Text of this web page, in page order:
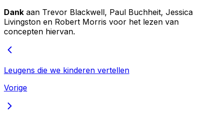
Dank aan Trevor Blackwell, Paul Buchheit, Jessica
Livingston en Robert Morris voor het lezen van
concepten hiervan.
Leugens die we kinderen vertellen
Vorige